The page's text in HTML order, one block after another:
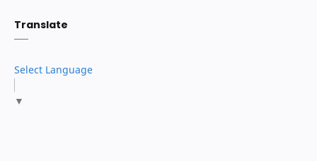
Translate
Select Language
▼